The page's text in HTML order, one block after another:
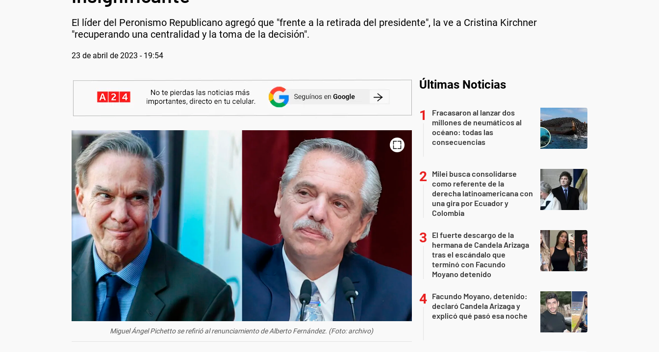
El líder del Peronismo Republicano agregó que "frente a la retirada del presidente", la ve a Cristina Kirchner
"recuperando una centralidad y la toma de la decisión".
23 de abril de 2023 - 19:54
Miguel Ángel Pichetto se refirió al renunciamiento de Alberto Fernández. (Foto: archivo)
Últimas Noticias
Fracasaron al lanzar dos
millones de neumáticos al
océano: todas las
consecuencias
Milei busca consolidarse
como referente de la
derecha latinoamericana con
una gira por Ecuador y
Colombia
El fuerte descargo de la
hermana de Candela Arizaga
tras el escándalo que
terminó con Facundo
Moyano detenido
Facundo Moyano, detenido:
declaró Candela Arizaga y
explicó qué pasó esa noche